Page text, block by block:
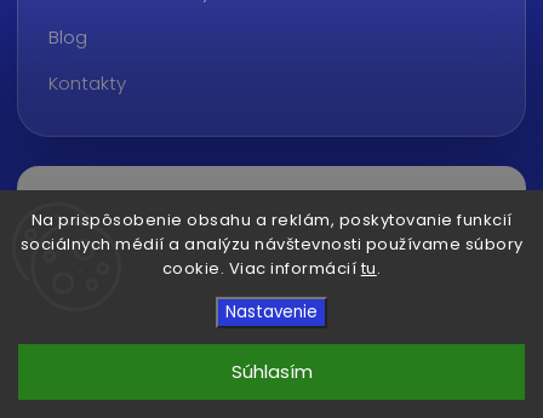
Na prispôsobenie obsahu a reklám, poskytovanie funkcií
sociálnych médií a analýzu návštevnosti používame súbory
cookie. Viac informácií tu.
Nastavenie
Súhlasím
Blog
Kontakty
ralvon.sk. Všetky práva vyhradené.
Upraviť nastavenie cookies
Shoptet | Design